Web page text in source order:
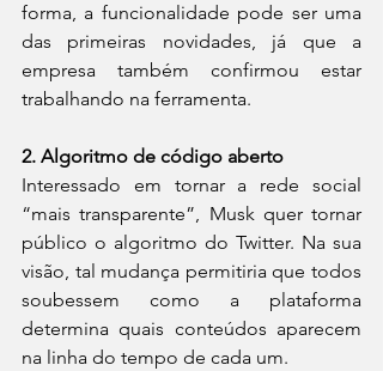
forma, a funcionalidade pode ser uma
das primeiras novidades, já que a
empresa também confirmou estar
trabalhando na ferramenta.
2. Algoritmo de código aberto
Interessado em tornar a rede social
“mais transparente”, Musk quer tornar
público o algoritmo do Twitter. Na sua
visão, tal mudança permitiria que todos
soubessem como a plataforma
determina quais conteúdos aparecem
na linha do tempo de cada um.